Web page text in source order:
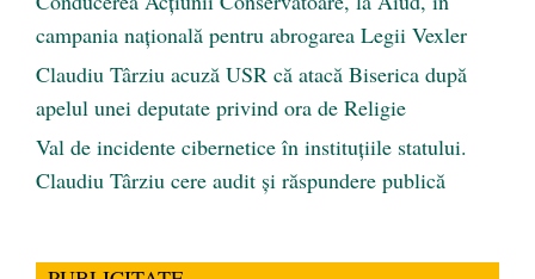
campania națională pentru abrogarea Legii Vexler
Claudiu Târziu acuză USR că atacă Biserica după
apelul unei deputate privind ora de Religie
Val de incidente cibernetice în instituțiile statului.
Claudiu Târziu cere audit și răspundere publică